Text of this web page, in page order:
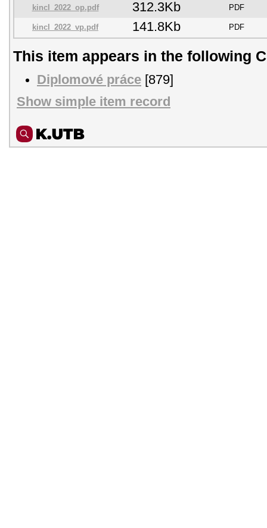
kincl_2022_op.pdf 312.3Kb PDF
kincl_2022_vp.pdf 141.8Kb PDF
This item appears in the following
Diplomové práce [879]
Show simple item record